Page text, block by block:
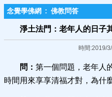
念覺學佛網 : 佛教問答
淨土法門：老年人的日子
時間:2019/
問： 第一個問題，老年人
時間用來享享清福才對，為什